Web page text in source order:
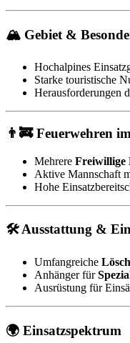
🏔 Gebiet &
Hochalpines
Starke touristische
Herausforderungen
👨‍🚒 Feuerwehren
Mehrere Freiwillige
Aktive Mannschaft
Hohe
🛠 Ausstattung &
Umfangreiche
Anhänger für
Ausrüstung für
🌍 Einsatzspektrum